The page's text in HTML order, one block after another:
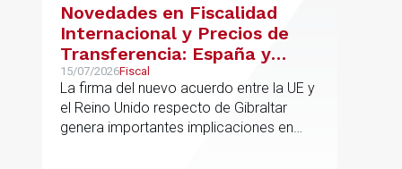
Novedades en Fiscalidad
Internacional y Precios de
Transferencia: España y
Gibraltar
15/07/2026Fiscal
La firma del nuevo acuerdo entre la UE y
el Reino Unido respecto de Gibraltar
genera importantes implicaciones en